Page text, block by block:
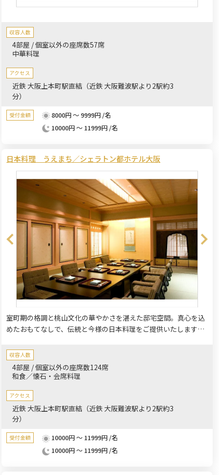
収容人数
4部屋 / 個室以外の座席数57席
中華料理
アクセス
近鉄 大阪上本町駅直結（近鉄 大阪難波駅より2駅約3
分）
受付金額
8000円 ～ 9999円 /名
10000円 ～ 11999円 /名
日本料理 うえまち／シェラトン都ホテル大阪
室町期の格調と桃山文化の華やかさを湛えた邸宅空間。真心を込
めたおもてなしで、伝統と今様の日本料理をご提供いたします。
を、ご堪能ください。
収容人数
4部屋 / 個室以外の座席数124席
和食／懐石・会席料理
アクセス
近鉄 大阪上本町駅直結（近鉄 大阪難波駅より2駅約3
分）
受付金額
10000円 ～ 11999円 /名
10000円 ～ 11999円 /名